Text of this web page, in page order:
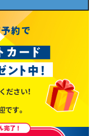
約で
ださい！
す。